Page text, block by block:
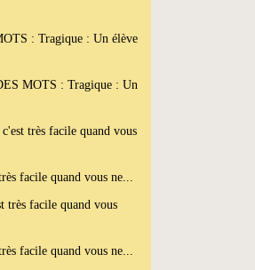
: Tragique : Un élève
MOTS : Tragique : Un
très facile quand vous
facile quand vous ne...
très facile quand vous
facile quand vous ne...